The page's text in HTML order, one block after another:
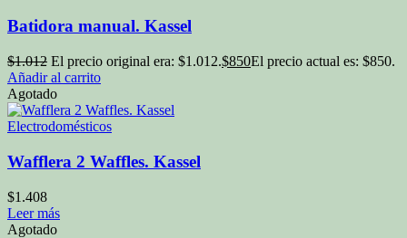
Batidora manual. Kassel
$1.012 El precio original era: $1.012.$850El precio actual es: $850.
Añadir al carrito
Agotado
Electrodomésticos
Wafflera 2 Waffles. Kassel
$1.408
Leer más
Agotado